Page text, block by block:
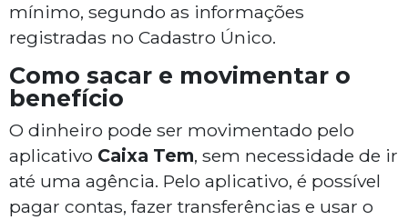
mínimo, segundo as informações
registradas no Cadastro Único.
Como sacar e movimentar o
benefício
O dinheiro pode ser movimentado pelo
aplicativo Caixa Tem, sem necessidade de ir
até uma agência. Pelo aplicativo, é possível
pagar contas, fazer transferências e usar o